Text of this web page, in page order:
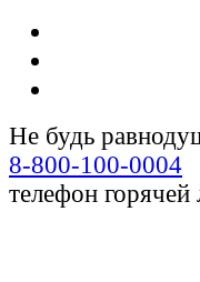
Не будь
8-800-100-0004
телефон